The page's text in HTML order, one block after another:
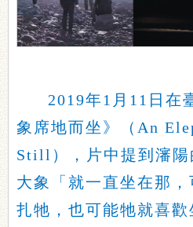
2019年1月11日在
象席地而坐》（An
Still），片中提到瀋陽
大象「就一直坐在那
扎牠，也可能牠就喜